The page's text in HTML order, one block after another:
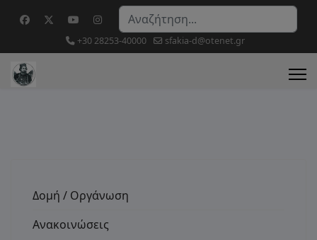
Αναζήτηση...
+30 28253-40000 sfakia-d@otenet.gr
Δομή / Οργάνωση
Ανακοινώσεις